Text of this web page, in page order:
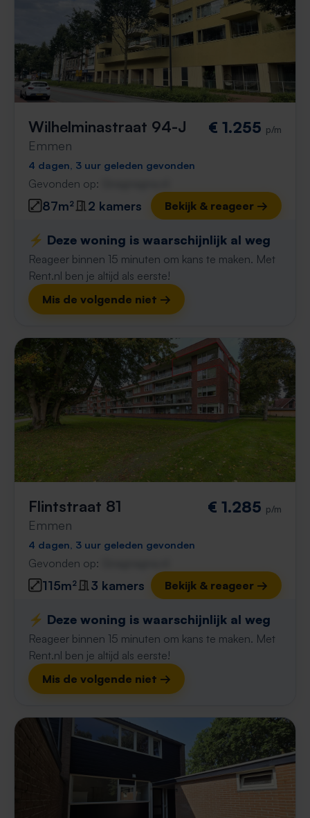
Wilhelminastraat 94-J
Emmen
€ 1.255 p/m
4 dagen, 3 uur geleden gevonden
Gevonden op:
87m² 2 kamers Bekijk & reageer →
⚡️ Deze woning is waarschijnlijk al weg
Reageer binnen 15 minuten om kans te maken. Met
Rent.nl ben je altijd als eerste!
Mis de volgende niet →
Flintstraat 81
Emmen
€ 1.285 p/m
4 dagen, 3 uur geleden gevonden
Gevonden op:
115m² 3 kamers Bekijk & reageer →
⚡️ Deze woning is waarschijnlijk al weg
Reageer binnen 15 minuten om kans te maken. Met
Rent.nl ben je altijd als eerste!
Mis de volgende niet →